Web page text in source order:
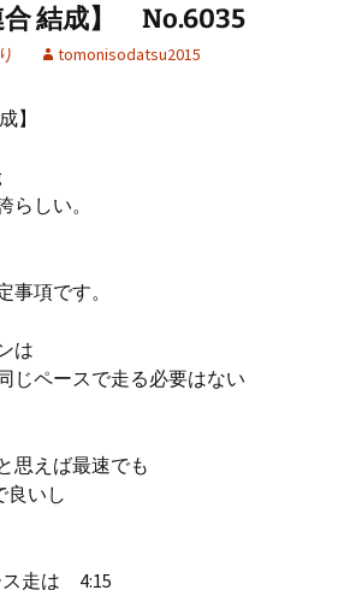
合 結成】 No.6035
tomonisodatsu2015
】
らしい。
事項です。
は
じペースで走る必要はない
思えば最速でも
良いし
走は 4:15